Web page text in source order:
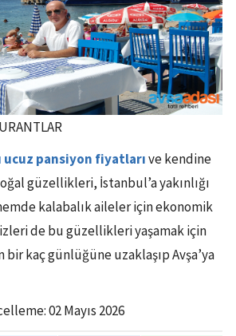
ucuz pansiyon fiyatlarıve kendine
güzellikleri, İstanbul’a yakınlığı
kalabalık aileler için ekonomik
de bu güzellikleri yaşamak için
bir kaç günlüğüne uzaklaşıp Avşa’ya
02 Mayıs 2026